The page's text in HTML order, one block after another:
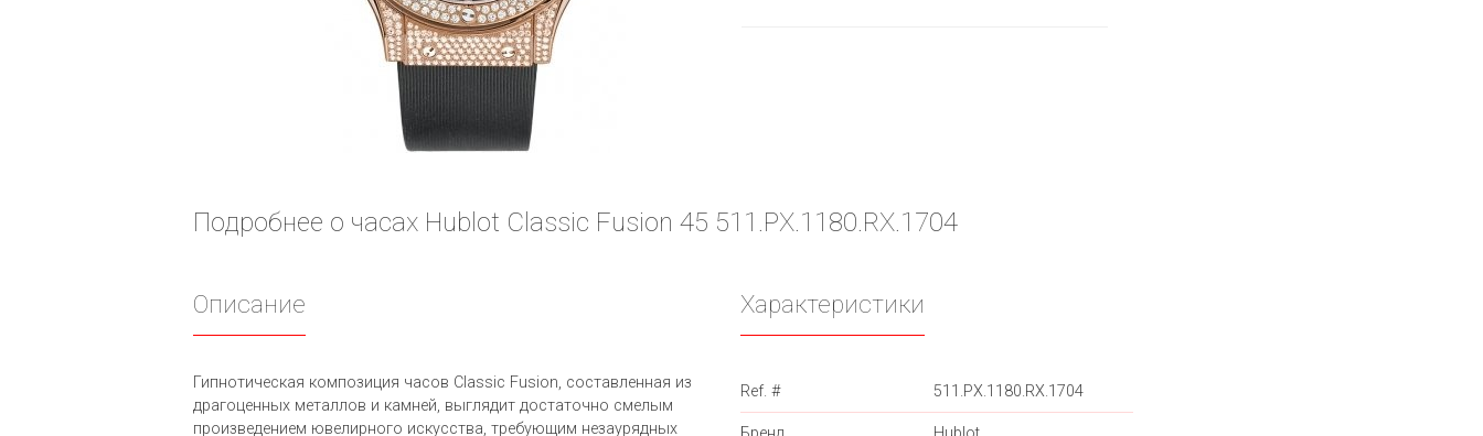
Подробнее о часах Hublot Classic Fusion 45 511.PX.1180.RX.1704
Описание
Гипнотическая композиция часов Classic Fusion, составленная из
драгоценных металлов и камней, выглядит достаточно смелым
произведением ювелирного искусства, требующим незаурядных
Характеристики
Ref. # 511.PX.1180.RX.1704